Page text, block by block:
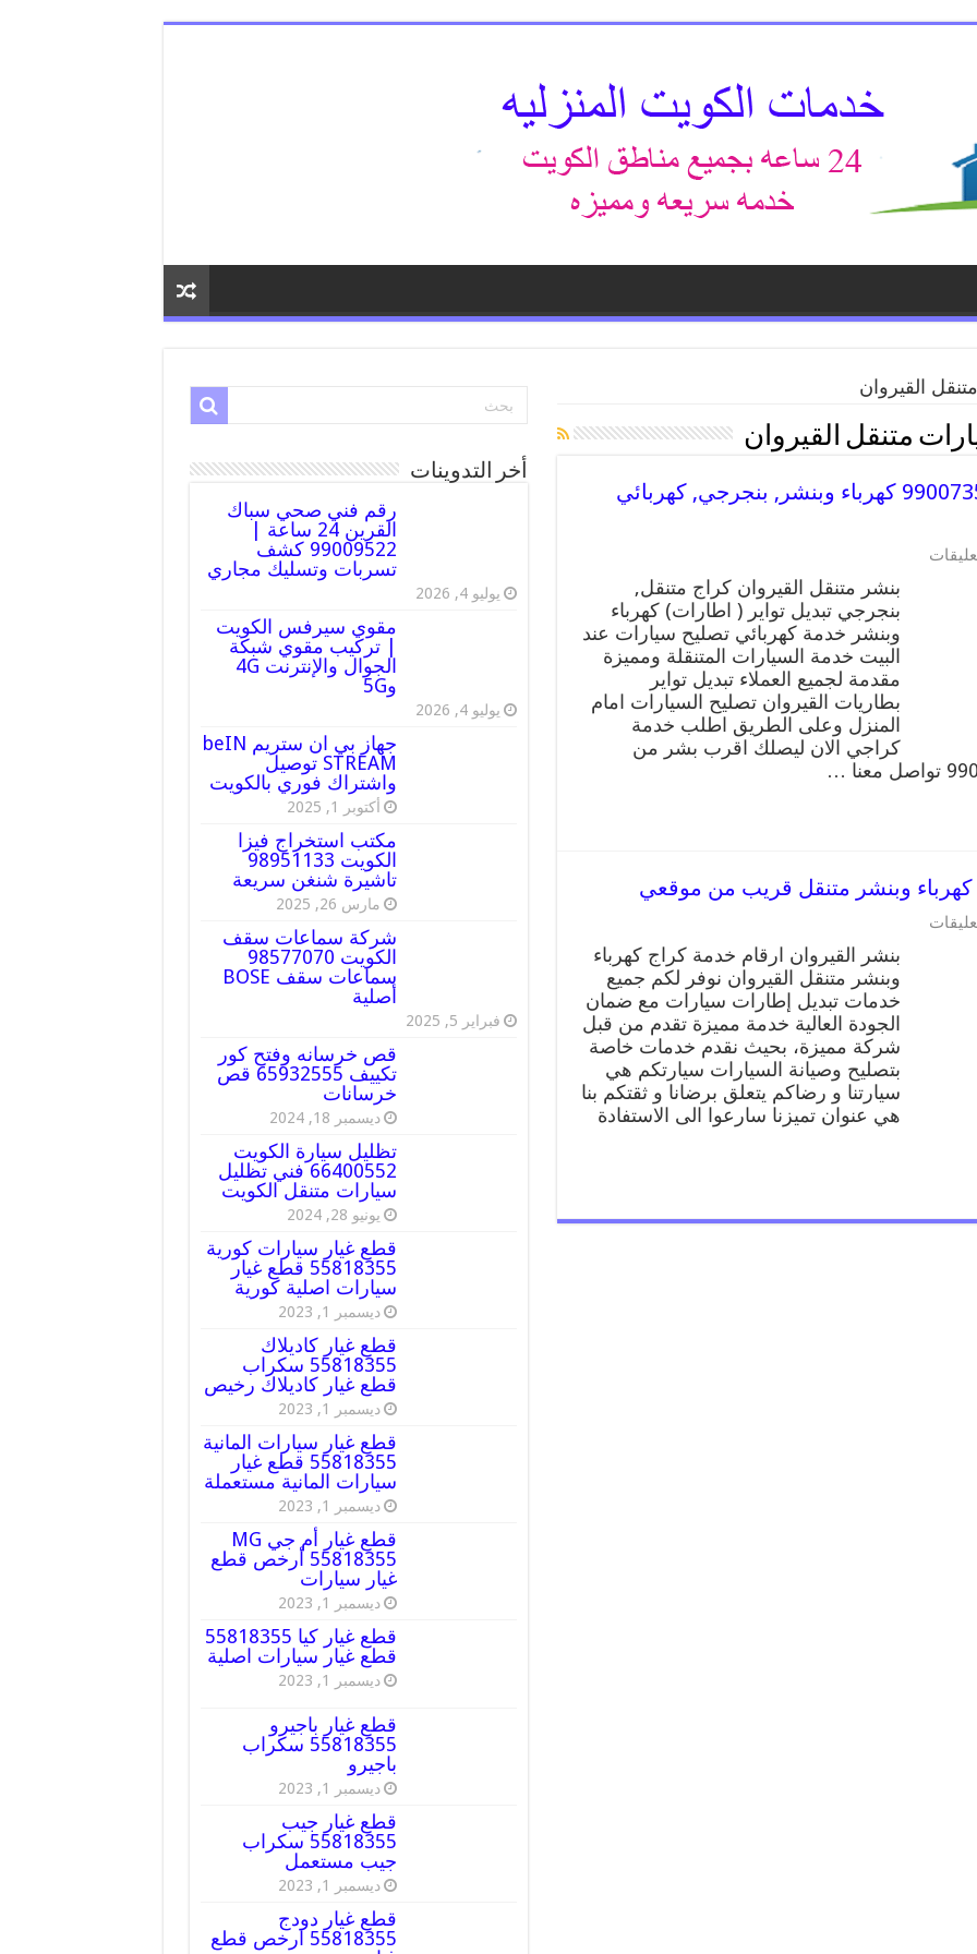
القيروان
متنقل القيروان
بنشر متنقل | كراج القيروان 99007355 كهرباء وبنشر, بنجرجي, كهربائي
متنقل
كراج
القيروان
99007355
كهرباء
وبنشر,
بنجرجي,
كهربائي
تصليح
سيارات
بنشر متنقل القيروان كراج متنقل,
بنجرجي تبديل تواير ( اطارات) كهرباء
وبنشر خدمة كهربائي تصليح سيارات عند
البيت خدمة السيارات المتنقلة ومميزة
مقدمة لجميع العملاء تبديل تواير
بطاريات القيروان تصليح السيارات امام
المنزل وعلى الطريق اطلب خدمة
كراجي الان ليصلك اقرب بشر من
القيروان
99009551
كراج
كهرباء
وبنشر
متنقل
قريب
موقعي
بنشر القيروان ارقام خدمة كراج كهرباء
وبنشر متنقل القيروان نوفر لكم جميع
خدمات تبديل إطارات سيارات مع ضمان
الجودة العالية خدمة مميزة تقدم من قبل
شركة مميزة، بحيث نقدم خدمات خاصة
بتصليح وصيانة السيارات سيارتكم هي
سيارتنا و رضاكم يتعلق برضانا و ثقتكم بنا
هي عنوان تميزنا سارعوا الى الاستفادة
أخر التدوينات
رقم فني صحي سباك
القرين 24 ساعة |
99009522 كشف
تسربات وتسليك مجاري
يوليو 4, 2026
مقوي سيرفس الكويت
| تركيب مقوي شبكة
الجوال والإنترنت 4G
و5G
يوليو 4, 2026
جهاز بي ان ستريم beIN
STREAM توصيل
واشتراك فوري بالكويت
أكتوبر 1, 2025
مكتب استخراج فيزا
الكويت 98951133
تاشيرة شنغن سريعة
مارس 26, 2025
شركة سماعات سقف
الكويت 98577070
سماعات سقف BOSE
أصلية
فبراير 5, 2025
قص خرسانه وفتح كور
تكييف 65932555 قص
خرسانات
ديسمبر 18, 2024
تظليل سيارة الكويت
66400552 فني تظليل
سيارات متنقل الكويت
يونيو 28, 2024
قطع غيار سيارات كورية
55818355 قطع غيار
سيارات اصلية كورية
ديسمبر 1, 2023
قطع غيار كاديلاك
55818355 سكراب
قطع غيار كاديلاك رخيص
ديسمبر 1, 2023
قطع غيار سيارات المانية
55818355 قطع غيار
سيارات المانية مستعملة
ديسمبر 1, 2023
قطع غيار أم جي MG
55818355 أرخص قطع
غيار سيارات
ديسمبر 1, 2023
قطع غيار كيا 55818355
قطع غيار سيارات اصلية
ديسمبر 1, 2023
قطع غيار باجيرو
55818355 سكراب
باجيرو
ديسمبر 1, 2023
قطع غيار جيب
55818355 سكراب
جيب مستعمل
ديسمبر 1, 2023
قطع غيار دودج
55818355 ارخص قطع